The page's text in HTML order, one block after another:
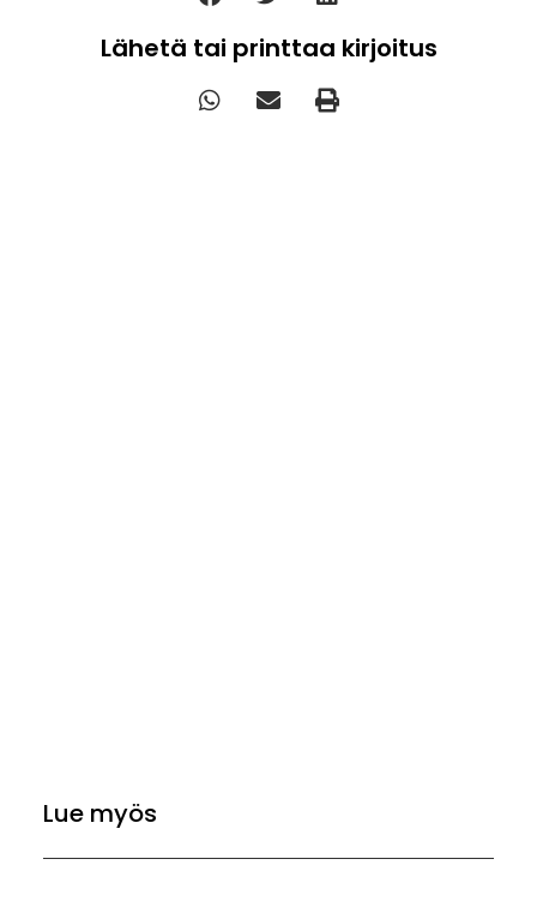
Lähetä tai printtaa kirjoitus
Lue myös